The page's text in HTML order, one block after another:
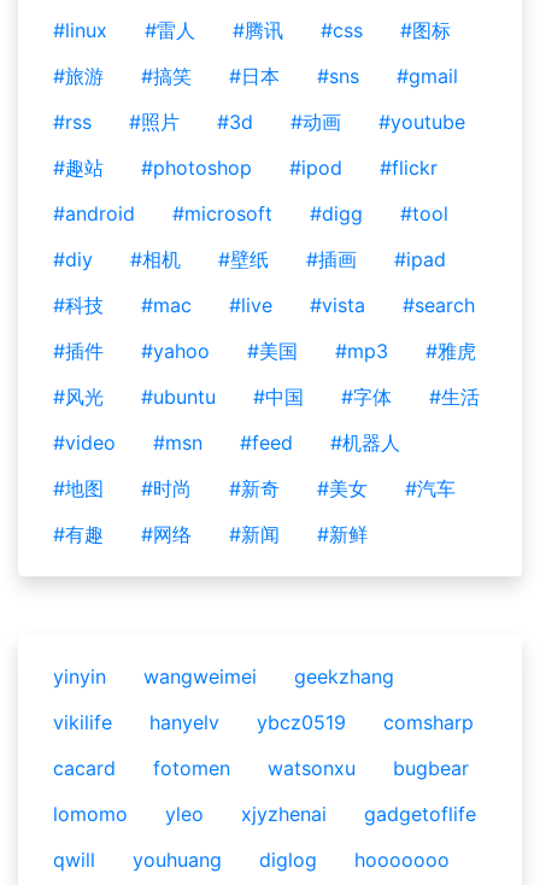
#linux
#雷人 #腾讯 #css
#图标
#旅游
#搞笑 #日本 #sns
#gmail
#rss
#照片 #3d #动画
#youtube
#趣站
#photoshop #ipod
#flickr
#android
#microsoft #digg
#tool
#diy
#相机 #壁纸 #插画
#ipad
#科技
#mac #live #vista
#search
#插件
#yahoo #美国 #mp3
#雅虎
#风光
#ubuntu #中国 #字体
#生活
#video
#msn #feed
#机器人
#地图
#时尚 #新奇 #美女
#汽车
#有趣
#网络 #新闻 #新鲜
yinyin wangweimei
geekzhang
vikilife
hanyelv ybcz0519
comsharp
cacard
fotomen watsonxu
bugbear
lomomo
yleo xjyzhenai
gadgetoflife
qwill
youhuang diglog
hooooooo